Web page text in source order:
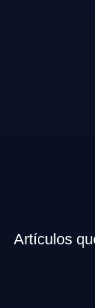
Artículos